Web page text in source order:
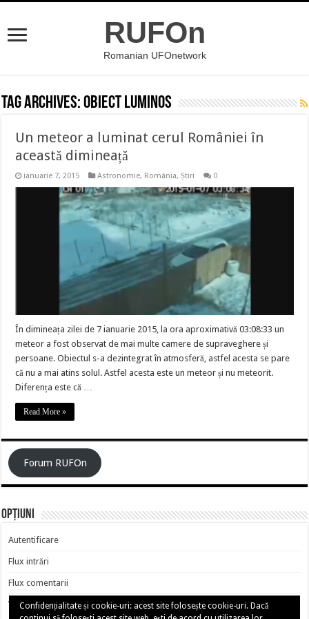
RUFOn
Romanian UFOnetwork
Tag Archives:obiect luminos
Un meteor a luminat cerul României în
această dimineață
ianuarie 7, 2015 Astronomie, România,Știri 0
În dimineața zilei de 7 ianuarie 2015, la ora aproximativă 03:08:33 un
meteor a fost observat de mai multe camere de supraveghere și
persoane. Obiectul s-a dezintegrat în atmosferă, astfel acesta se pare
că nu a mai atins solul. Astfel acesta este un meteor și nu meteorit.
Diferența este că …
Read More »
Forum RUFOn
Opțiuni
Autentificare
Flux intrări
Flux comentarii
WordPress.org
Confidențialitate și cookie-uri: acest site folosește cookie-uri. Dacă